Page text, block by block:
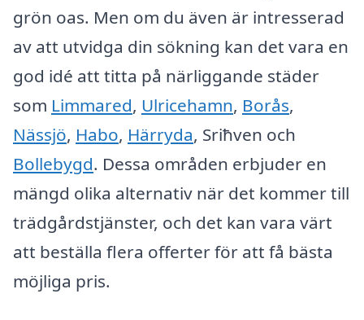
grön oas. Men om du även är intresserad
av att utvidga din sökning kan det vara en
god idé att titta på närliggande städer
som Limmared, Ulricehamn, Borås,
Nässjö, Habo, Härryda, Sriħven och
Bollebygd. Dessa områden erbjuder en
mängd olika alternativ när det kommer till
trädgårdstjänster, och det kan vara värt
att beställa flera offerter för att få bästa
möjliga pris.